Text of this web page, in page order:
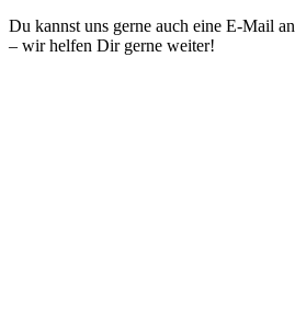
Du kannst uns gerne auch eine E-Mail an
– wir helfen Dir gerne weiter!